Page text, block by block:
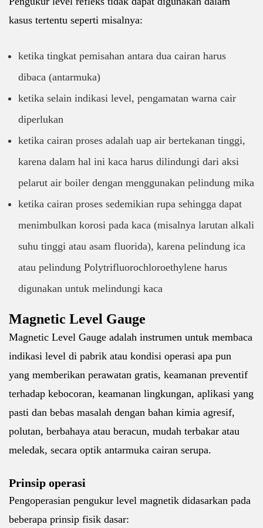
kasus tertentu seperti misalnya:
ketika tingkat pemisahan antara dua cairan harus
dibaca (antarmuka)
ketika selain indikasi level, pengamatan warna cair
diperlukan
ketika cairan proses adalah uap air bertekanan tinggi,
karena dalam hal ini kaca harus dilindungi dari aksi
pelarut air boiler dengan menggunakan pelindung mika
ketika cairan proses sedemikian rupa sehingga dapat
menimbulkan korosi pada kaca (misalnya larutan alkali
suhu tinggi atau asam fluorida), karena pelindung ica
atau pelindung Polytrifluorochloroethylene harus
digunakan untuk melindungi kaca
Magnetic Level Gauge
Magnetic Level Gauge adalah instrumen untuk membaca
indikasi level di pabrik atau kondisi operasi apa pun
yang memberikan perawatan gratis, keamanan preventif
terhadap kebocoran, keamanan lingkungan, aplikasi yang
pasti dan bebas masalah dengan bahan kimia agresif,
polutan, berbahaya atau beracun, mudah terbakar atau
meledak, secara optik antarmuka cairan serupa.
Prinsip operasi
Pengoperasian pengukur level magnetik didasarkan pada
beberapa prinsip fisik dasar: